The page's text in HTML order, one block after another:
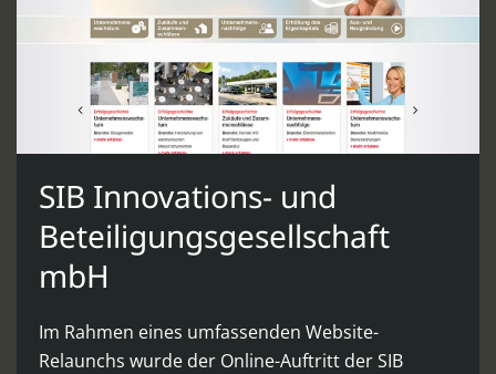
SIB Innovations- und
Beteiligungsgesellschaft
mbH
Im Rahmen eines umfassenden Website-
Relaunchs wurde der Online-Auftritt der SIB